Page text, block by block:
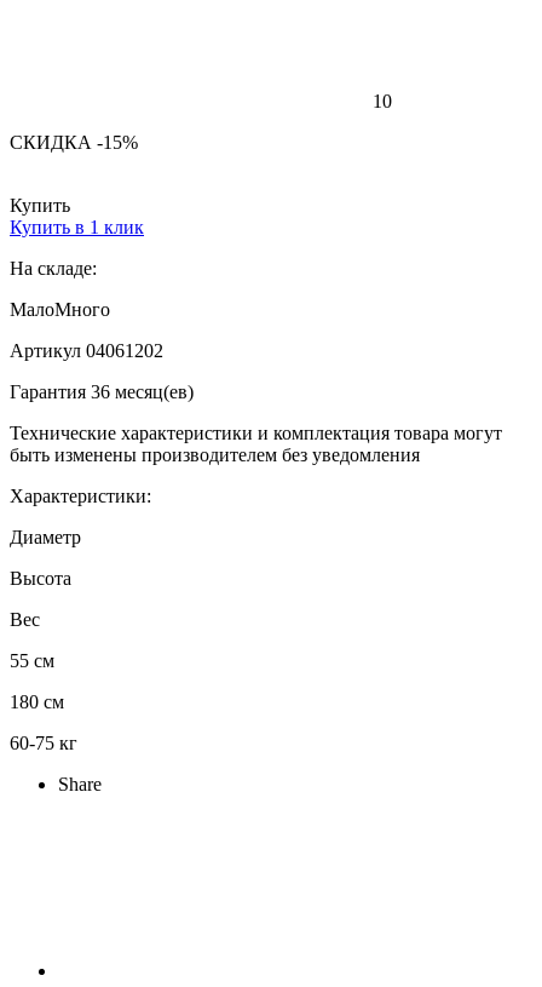
10
СКИДКА -15%
Купить
Купить в 1 клик
На складе:
МалоМного
Артикул 04061202
Гарантия 36 месяц(ев)
Технические характеристики и комплектация товара могут
быть изменены производителем без уведомления
Характеристики:
Диаметр
Высота
Вес
55 см
180 см
60-75 кг
Share